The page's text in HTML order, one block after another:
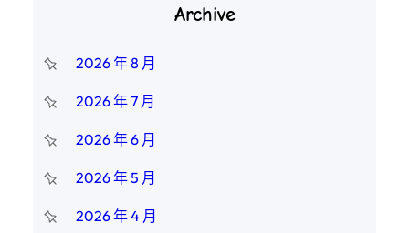
Archive
2026 年 8 月
2026 年 7 月
2026 年 6 月
2026 年 5 月
2026 年 4 月